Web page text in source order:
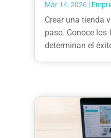
Mar 14, 2026 |
Crear una tienda
paso. Conoce los
determinan el